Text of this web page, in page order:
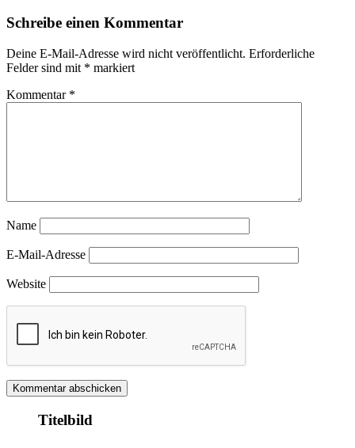
Schreibe einen Kommentar
Deine E-Mail-Adresse wird nicht veröffentlicht. Erforderliche
Felder sind mit * markiert
Kommentar *
Name
E-Mail-Adresse
Website
Titelbild